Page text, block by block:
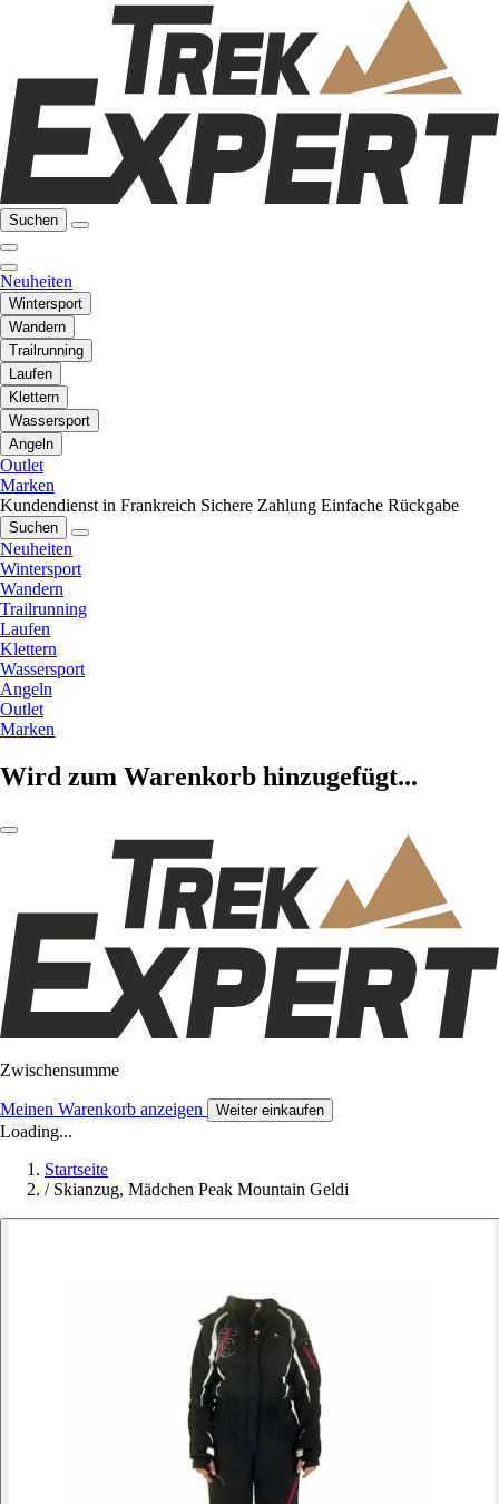
Suchen
Neuheiten
Wintersport
Wandern
Trailrunning
Laufen
Klettern
Wassersport
Angeln
Outlet
Marken
Kundendienst in Frankreich Sichere Zahlung Einfache Rückgabe
Suchen
Neuheiten
Wintersport
Wandern
Trailrunning
Laufen
Klettern
Wassersport
Angeln
Outlet
Marken
Wird zum Warenkorb hinzugefügt...
Zwischensumme
Meinen Warenkorb anzeigen Weiter einkaufen
Loading...
Startseite
/ Skianzug, Mädchen Peak Mountain Geldi